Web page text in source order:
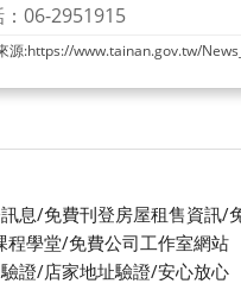
：06-2951915
源:https://www.tainan.gov.tw/
息/免費刊登房屋租售資訊/
程學堂/免費公司工作室網站
證/店家地址驗證/安心放心